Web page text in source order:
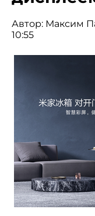
Автор: Максим
10:55